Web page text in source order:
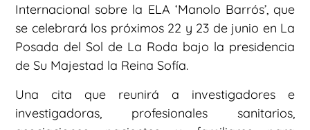
Internacional sobre la ELA ‘Manolo Barrós’, que
se celebrará los próximos 22 y 23 de junio en La
Posada del Sol de La Roda bajo la presidencia
de Su Majestad la Reina Sofía.
Una cita que reunirá a investigadores e
investigadoras, profesionales sanitarios,